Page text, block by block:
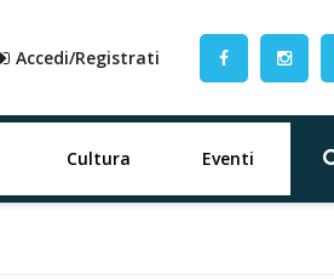
Accedi/Registrati
Cultura Eventi